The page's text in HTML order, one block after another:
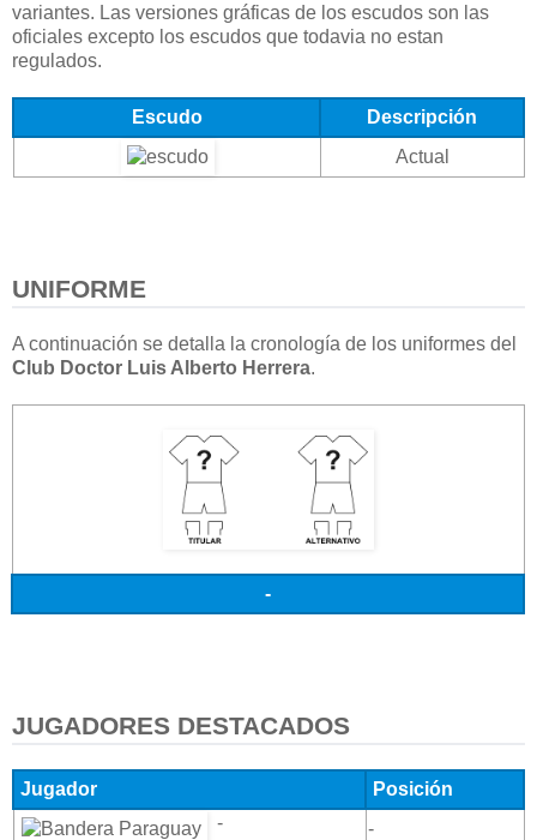
variantes. Las versiones gráficas de los escudos son las
oficiales excepto los escudos que todavia no estan
regulados.
Escudo
Descripción
Actual
UNIFORME
A continuación se detalla la cronología de los uniformes del
Club Doctor Luis Alberto Herrera.
-
JUGADORES DESTACADOS
Jugador
Posición
-
-